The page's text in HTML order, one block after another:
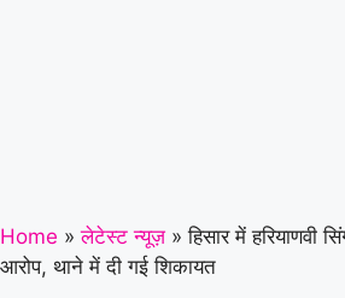
Home » लेटेस्ट न्यूज़ » हिसार में हरियाणवी
आरोप, थाने में दी गई शिकायत